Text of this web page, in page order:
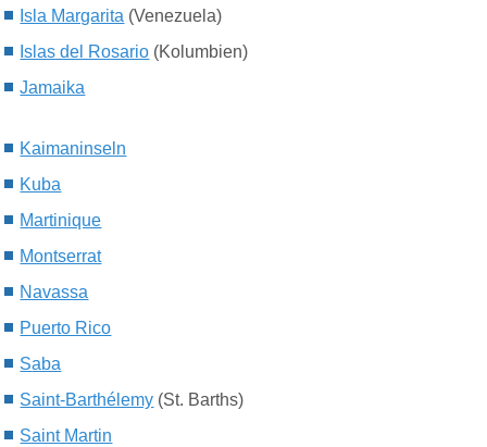
Isla Margarita (Venezuela)
Islas del Rosario (Kolumbien)
Jamaika
Kaimaninseln
Kuba
Martinique
Montserrat
Navassa
Puerto Rico
Saba
Saint-Barthélemy (St. Barths)
Saint Martin